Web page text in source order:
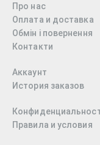
Про нас
Оплата и доставка
Обмін і повернення
Контакти
Аккаунт
История заказов
Правила и условия